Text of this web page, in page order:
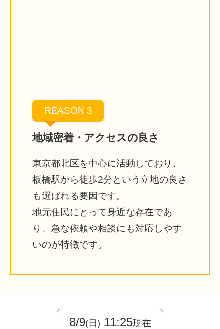
REASON 3
地域密着・アクセスの良さ
東京都北区を中心に活動しており、
板橋駅から徒歩2分という立地の良さ
も選ばれる要因です。
地元住民にとって身近な存在であ
り、急な依頼や相談にも対応しやす
いのが特徴です。
8/9(日) 11:25現在